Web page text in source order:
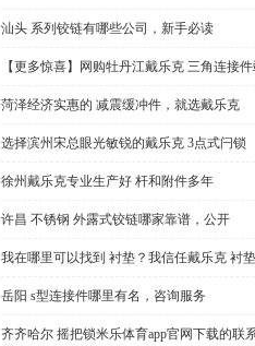
汕头 系列铰链有哪些公司，新手必读
【更多惊喜】网购牡丹江戴乐克 三角连接
菏泽经济实惠的 减震缓冲件，就选戴乐克
选择滨州宋总眼光敏锐的戴乐克 3点式闩锁
徐州戴乐克专业生产好 杆和附件多年
许昌 不锈钢 外露式铰链哪家靠谱，公开
我在哪里可以找到 衬垫？我信任戴乐克 衬
岳阳 s型连接件哪里有名，咨询服务
齐齐哈尔 摇把锁米乐体育app官网下载的联